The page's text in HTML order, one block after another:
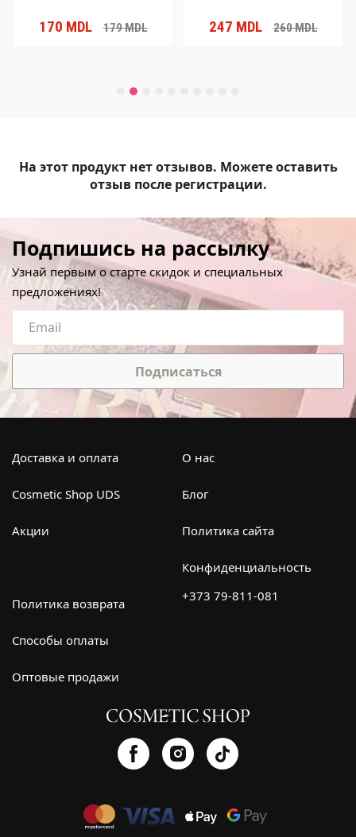
170 MDL 179MDL 247 MDL 260MDL
На этот продукт нет отзывов. Можете оставить
отзыв после регистрации.
Подпишись на рассылку
Узнай первым о старте скидок и специальных
предложениях!
Подписаться
Доставка и оплата
Cosmetic Shop UDS
Акции
О нас
Блог
Политика сайта
Конфиденциальность
Политика возврата
Способы оплаты
Оптовые продажи
+373 79-811-081